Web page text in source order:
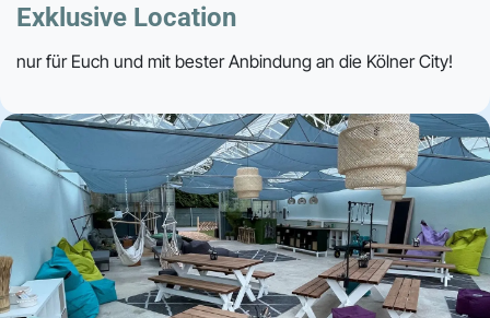
Exklusive Location
nur für Euch und mit bester Anbindung an die Kölner City!